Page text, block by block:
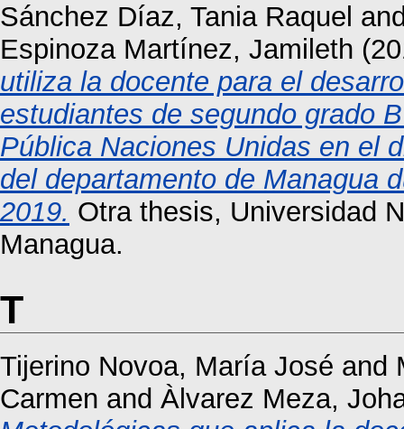
Sánchez Díaz, Tania Raquel
Espinoza Martínez, Jamileth
utiliza la docente para el
estudiantes de segundo grado
Pública Naciones Unidas en el
del departamento de Managua
2019. Otra thesis, Universidad
Managua.
T
Tijerino Novoa, María José and
Carmen and Àlvarez Meza,